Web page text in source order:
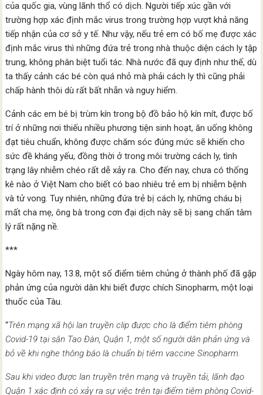
của quốc gia, vùng lãnh thổ có dịch. Người tiếp xúc gần với
trường hợp xác định mắc virus trong trường hợp vượt khả năng
tiếp nhận của cơ sở y tế. Như vậy, nếu trẻ em có bố mẹ được xác
định mắc virus thì những đứa trẻ trong nhà thuộc diện cách ly tập
trung, không phân biệt tuổi tác. Nhà nước đã quy định như thế, dù
ta thấy cảnh các bé còn quá nhỏ mà phải cách ly thì cũng phải
chấp hành thôi dù rất bất nhẫn và nguy hiểm.
Cảnh các em bé bị trùm kín trong bộ đồ bảo hộ kín mít, được bố
trí ở những nơi thiếu nhiều phương tiện sinh hoạt, ăn uống không
đạt tiêu chuẩn, không được chăm sóc đúng mức sẽ khiến cho
sức đề kháng yếu, đồng thời ở trong môi trường cách ly, tình
trạng lây nhiễm chéo rất dễ xảy ra. Cho đến nay, chưa có thống
kê nào ở Việt Nam cho biết có bao nhiêu trẻ em bị nhiễm bệnh
và tử vong. Tuy nhiên, những đứa trẻ bị cách ly, những cháu bị
mất cha mẹ, ông bà trong cơn đại dịch này sẽ bị sang chấn tâm
lý rất nặng nề.
***
Ngày hôm nay, 13.8, một số điểm tiêm chủng ở thành phố đã gặp
phản ứng của người dân khi biết được chích Sinopharm, một loại
thuốc của Tàu.
“Trên mạng xã hội lan truyền clip được cho là điểm tiêm phòng
Covid-19 tại sân Tao Đàn, Quận 1, một số người dân phản ứng và
bỏ về khi nghe thông báo là chuẩn bị tiêm vaccine Sinopharm.
Sau khi video được lan truyền trên mạng và truyền tải, lãnh đạo
Quận 1 xác định có xảy ra sự việc trên tại điểm tiêm phòng Covid-